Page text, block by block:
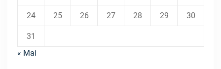
24 25 26 27 28 29 30
31
« Mai